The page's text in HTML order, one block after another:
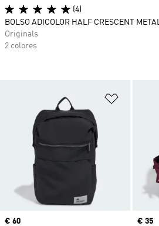
Añadir a
Precio
€ 60
Precio
€ 35
(4)
BOLSO ADICOLOR HALF CRESCENT
Originals
2 colores